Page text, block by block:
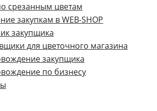
срезанным цветам
закупкам в WEB-SHOP
закупщика
для цветочного магазина
закупщика
по бизнесу